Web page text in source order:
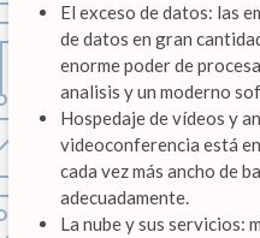
El exceso de datos: las
de datos en gran
enorme poder de
analisis y un moderno
Hospedaje de vídeos y
videoconferencia está
cada vez más ancho de
adecuadamente.
La nube y sus servicios: